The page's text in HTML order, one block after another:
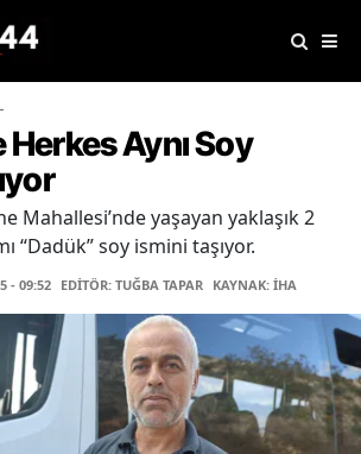
Aynı Soy
Mahallesi’nde yaşayan yaklaşık 2
“Dadük” soy ismini taşıyor.
- 09:52 EDİTÖR: TUĞBA TAPAR KAYNAK: İHA